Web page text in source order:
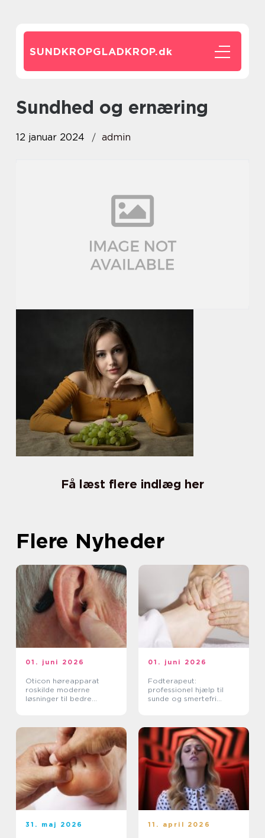
SUNDKROPGLADKROP.dk
sundhed og ernæring
12 januar 2024 admin
Få læst flere indlæg her
Flere Nyheder
01. juni 2026
Oticon høreapparat
roskilde moderne
løsninger til bedre
01. juni 2026
Fodterapeut:
professionel hjælp til
sunde og smertefri
31. maj 2026 11. april 2026